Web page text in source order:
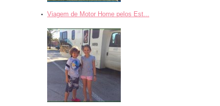
Viagem de Motor Home pelos Est...